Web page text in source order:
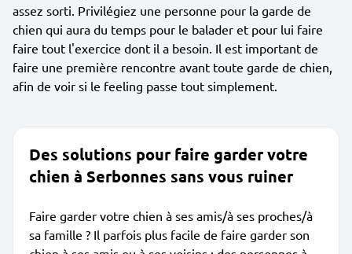
assez sorti. Privilégiez une personne pour la garde de
chien qui aura du temps pour le balader et pour lui faire
faire tout l'exercice dont il a besoin. Il est important de
faire une première rencontre avant toute garde de chien,
afin de voir si le feeling passe tout simplement.
Des solutions pour faire garder votre
chien à Serbonnes sans vous ruiner
Faire garder votre chien à ses amis/à ses proches/à
sa famille ? Il parfois plus facile de faire garder son